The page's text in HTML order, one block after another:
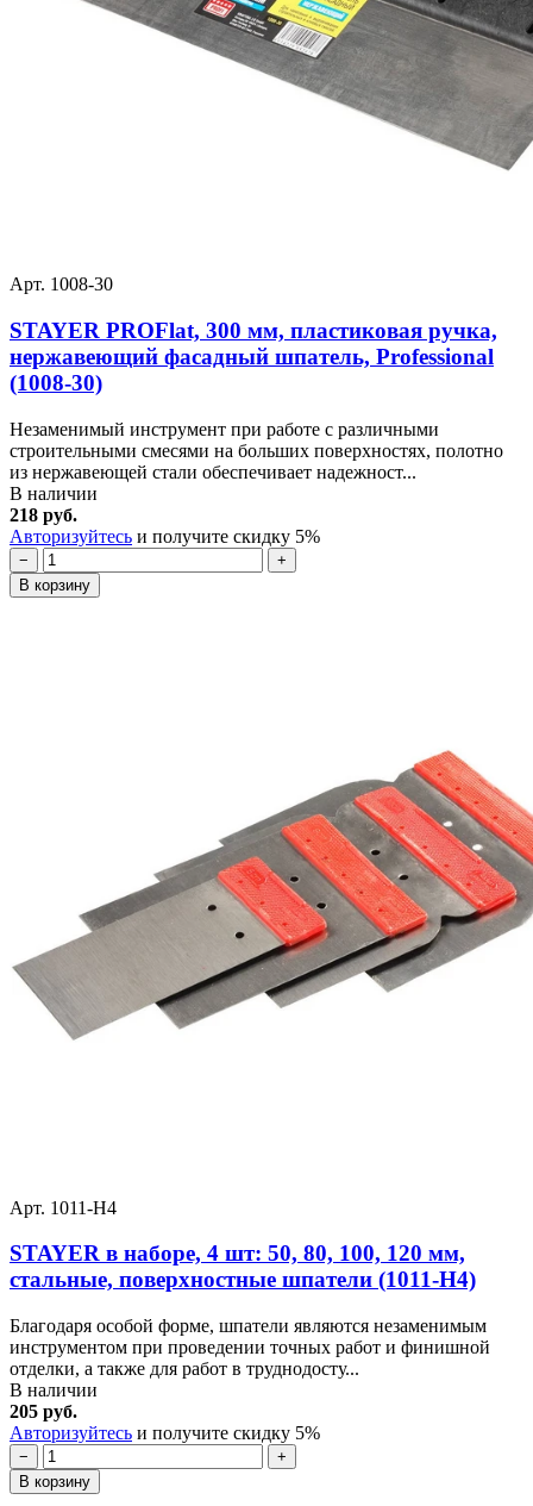
Арт. 1008-30
STAYER PROFlat, 300 мм, пластиковая ручка,
нержавеющий фасадный шпатель, Professional
(1008-30)
Незаменимый инструмент при работе с различными
строительными смесями на больших поверхностях, полотно
из нержавеющей стали обеспечивает надежност...
В наличии
218 руб.
Авторизуйтесь и получите скидку 5%
−
+
В корзину
Арт. 1011-H4
STAYER в наборе, 4 шт: 50, 80, 100, 120 мм,
стальные, поверхностные шпатели (1011-H4)
Благодаря особой форме, шпатели являются незаменимым
инструментом при проведении точных работ и финишной
отделки, а также для работ в труднодосту...
В наличии
205 руб.
Авторизуйтесь и получите скидку 5%
−
+
В корзину